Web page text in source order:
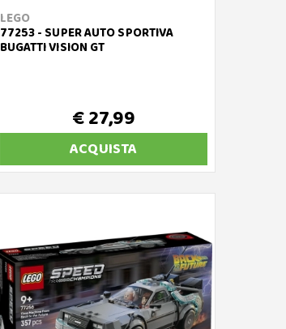
LEGO
77253 - SUPER AUTO SPORTIVA
BUGATTI VISION GT
€ 27,99
ACQUISTA